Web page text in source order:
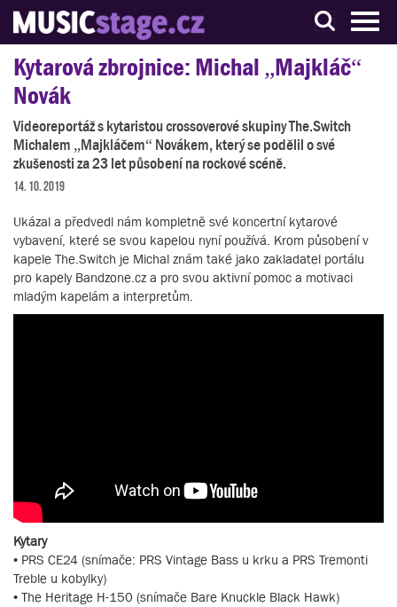
S muzikanty pro muzikanty
Kytarová zbrojnice: Michal „Majkláč“
Novák
Videoreportáž s kytaristou crossoverové skupiny The.Switch
Michalem „Majkláčem“ Novákem, který se podělil o své
zkušenosti za 23 let působení na rockové scéně.
14. 10. 2019
Ukázal a předvedl nám kompletně své koncertní kytarové
vybavení, které se svou kapelou nyní používá. Krom působení v
kapele The.Switch je Michal znám také jako zakladatel portálu
pro kapely Bandzone.cz a pro svou aktivní pomoc a motivaci
mladým kapelám a interpretům.
Kytary
• PRS CE24 (snímače: PRS Vintage Bass u krku a PRS Tremonti
Treble u kobylky)
• The Heritage H-150 (snímače Bare Knuckle Black Hawk)